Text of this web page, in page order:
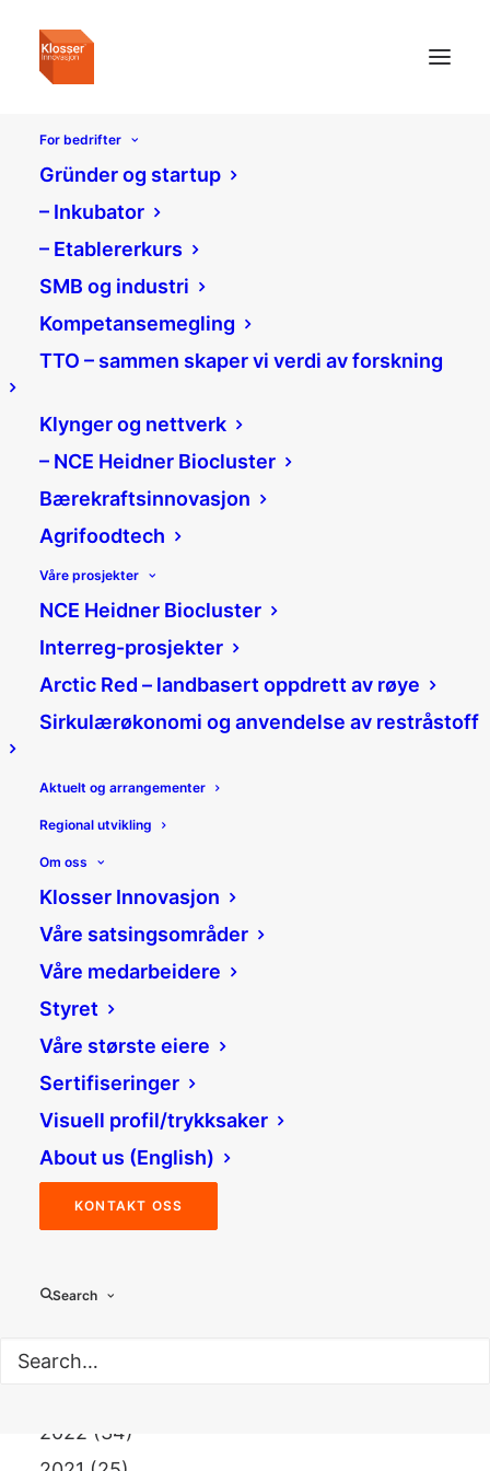
For bedrifter
Gründer og startup
– Inkubator
– Etablererkurs
SMB og industri
Kompetansemegling
TTO – sammen skaper vi verdi av forskning
Klynger og nettverk
– NCE Heidner Biocluster
Bærekraftsinnovasjon
Agrifoodtech
Våre prosjekter
NCE Heidner Biocluster
Interreg-prosjekter
Arctic Red – landbasert oppdrett av røye
Sirkulærøkonomi og anvendelse av restråstoff
Aktuelt og arrangementer
Regional utvikling
Om oss
Klosser Innovasjon
Våre satsingsområder
Våre medarbeidere
Styret
Våre største eiere
Sertifiseringer
Visuell profil/trykksaker
About us (English)
KONTAKT OSS
Search
Month: juli 2026
Å skape noe eget – med relasjoner, kvalitet og
vilje til utvikling
For noen gründere starter reisen med en
idé. For andre handler det først og fremst
om ønsket om å…
juli 2026
juni 2026
mai 2026
april 2026
mars 2026
februar 2026
NYHETSARKIV (ÅR)
2026
2024
2022 (34)